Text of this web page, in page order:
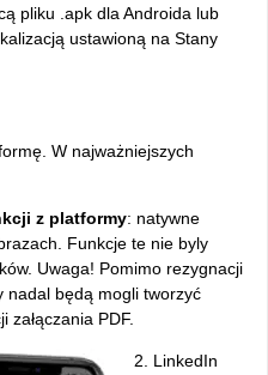
pliku .apk dla Androida lub
ustawioną na Stany
W najważniejszych
z platformy: natywne
Funkcje te nie byly
Uwaga! Pomimo rezygnacji
nadal będą mogli tworzyć
PDF.
2. LinkedIn